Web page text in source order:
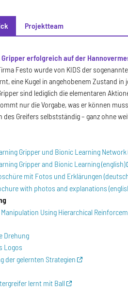
Projektteam
Gripper erfolgreich auf der
Festo wurde von KIDS der
eine Kugel in angehobenem Zustand in
sind lediglich die elementaren
nur die Vorgabe, was er können
des Greifers selbstständig – ganz ohne
Gripper und Bionic Learning
Gripper and Bionic Learning (english)
mit Fotos und Erklärungen
with photos and explanations
Using Hierarchical
Drehung
Logos
der gelernten Strategien
lernt mit Ball